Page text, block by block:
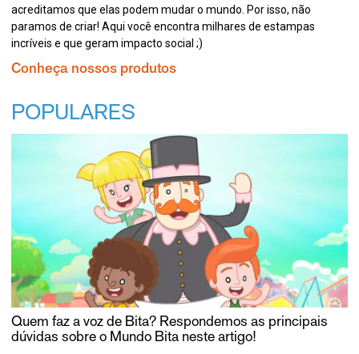
acreditamos que elas podem mudar o mundo. Por isso, não
paramos de criar! Aqui você encontra milhares de estampas
incríveis e que geram impacto social ;)
Conheça nossos produtos
POPULARES
Quem faz a voz de Bita? Respondemos as principais
dúvidas sobre o Mundo Bita neste artigo!